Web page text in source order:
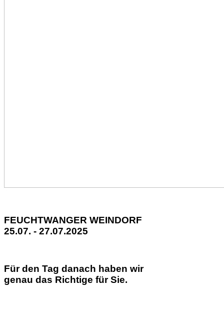
FEUCHTWANGER WEINDORF
25.07. - 27.07.2025
Für den Tag danach haben wir
genau das Richtige für Sie.